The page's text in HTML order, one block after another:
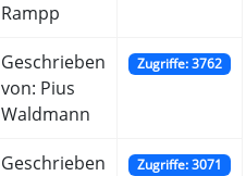
Rampp
Geschrieben
von: Pius
Waldmann
Zugriffe: 3762
Geschrieben
Zugriffe: 3071